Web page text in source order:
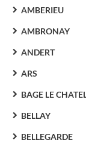
AMBERIEU
AMBRONAY
ANDERT
ARS
BAGE LE
BELLAY
BELLEGARDE